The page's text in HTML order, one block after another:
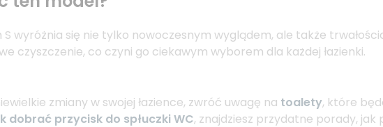
S wyróżnia się nie tylko nowoczesnym wyglądem, ale także
czyszczenie, co czyni go ciekawym wyborem dla każdej łazienki.
zmiany w swojej łazience, zwróć uwagę na toalety, które
dobrać przycisk do spłuczki WC, znajdziesz przydatne porady,